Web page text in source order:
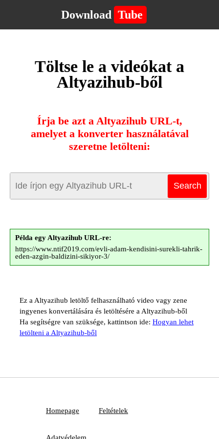
Download Tube
Töltse le a videókat a
Altyazihub-ből
Írja be azt a Altyazihub URL-t,
amelyet a konverter használatával
szeretne letölteni:
Példa egy Altyazihub URL-re:
https://www.ntif2019.com/evli-adam-kendisini-surekli-tahrik-
eden-azgin-baldizini-sikiyor-3/
Ez a Altyazihub letöltő felhasználható video vagy zene
ingyenes konvertálására és letöltésére a Altyazihub-ből
Ha segítségre van szüksége, kattintson ide: Hogyan lehet
letölteni a Altyazihub-ből
Homepage Feltételek